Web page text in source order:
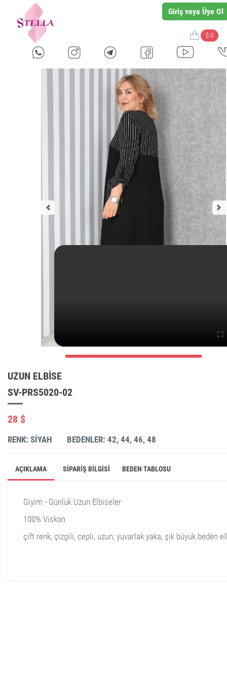
Giriş veya Üye Ol
$ 0
UZUN ELBISE
SV-PRS5020-02
28 $
RENK: SIYAH BEDENLER: 42, 44, 46, 48
AÇIKLAMA SIPARIŞ BILGISI BEDEN TABLOSU
Giyim - Günlük Uzun Elbiseler
100% Viskon
çift renk, çizgili, cepli, uzun, yuvarlak yaka, şık büyük beden